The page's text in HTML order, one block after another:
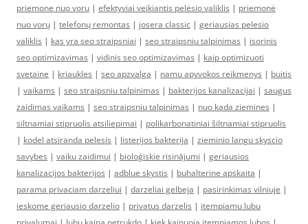
priemone nuo voru | efektyviai veikiantis pelėsio valiklis | priemonė
nuo vorų | telefonų remontas | josera classic | geriausias pelesio
valiklis | kas yra seo straipsniai | seo straipsniu talpinimas | isorinis
seo optimizavimas | vidinis seo optimizavimas | kaip optimizuoti
svetaine | kriaukles | seo apzvalga | namu apyvokos reikmenys | buitis
| vaikams | seo straipsniu talpinimas | bakterijos kanalizacijai | saugus
zaidimas vaikams | seo straipsniu talpinimas | nuo kada ziemines |
siltnamiai stipruolis atsiliepimai | polikarbonatiniai šiltnamiai stipruolis
| kodel atsiranda pelesis | listerijos bakterija | zieminio langu skyscio
savybes | vaiku zaidimui | bioloģiskie risinājumi | geriausios
kanalizacijos bakterijos | adblue skystis | buhalterine apskaita |
parama privaciam darzeliui | darzeliai gelbeja | pasirinkimas vilniuje |
ieskome geriausio darzelio | privatus darzelis | itempiamu lubu